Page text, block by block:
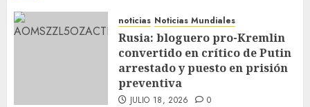
noticias Noticias Mundiales
Rusia: bloguero pro-Kremlin
convertido en crítico de Putin
arrestado y puesto en prisión
preventiva
JULIO 18, 2026 0